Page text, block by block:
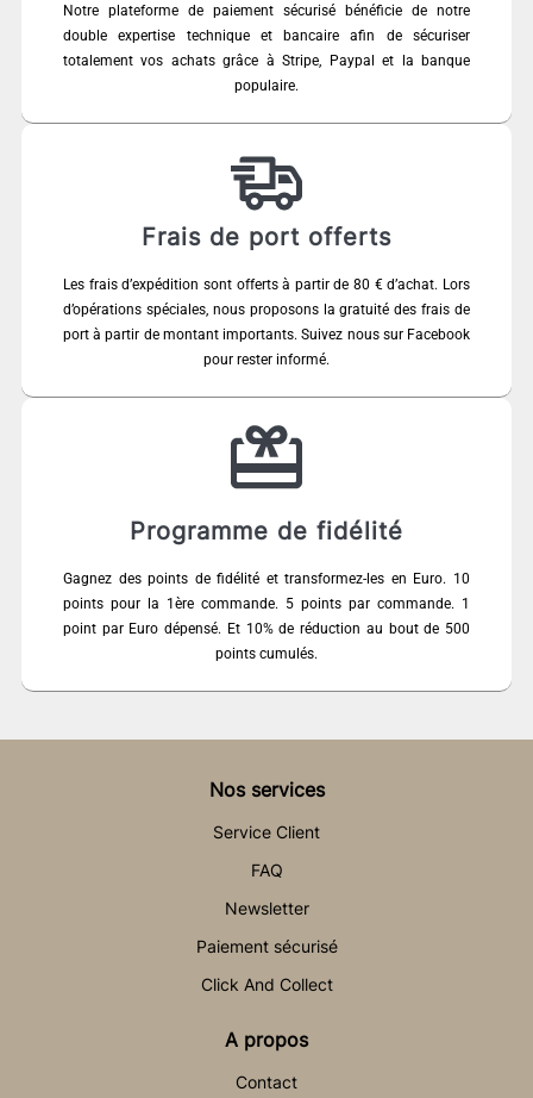
Notre plateforme de paiement sécurisé bénéficie de notre
double expertise technique et bancaire afin de sécuriser
totalement vos achats grâce à Stripe, Paypal et la banque
populaire.
Frais de port offerts
Les frais d’expédition sont offerts à partir de 80 € d’achat. Lors
d’opérations spéciales, nous proposons la gratuité des frais de
port à partir de montant importants. Suivez nous sur Facebook
pour rester informé.
Programme de fidélité
Gagnez des points de fidélité et transformez-les en Euro. 10
points pour la 1ère commande. 5 points par commande. 1
point par Euro dépensé. Et 10% de réduction au bout de 500
points cumulés.
Nos services
Service Client
FAQ
Newsletter
Paiement sécurisé
Click And Collect
A propos
Contact